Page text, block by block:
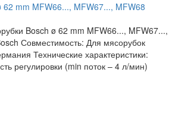
62 mm MFW66..., MFW67..., MFW68
Bosch ø 62 mm MFW66..., MFW67...,
Совместимость: Для мясорубок
Технические характеристики:
регулировки (min поток – 4 л/мин)